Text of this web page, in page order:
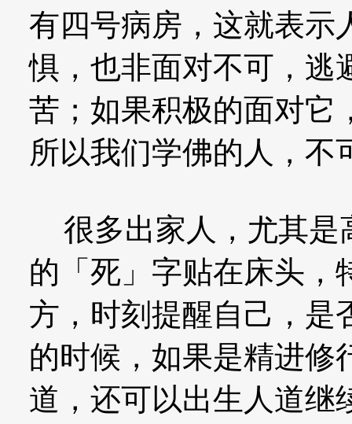
有四号病房，这就表示
惧，也非面对不可，逃
苦；如果积极的面对它
所以我们学佛的人，不
很多出家人，尤其是
的「死」字贴在床头，
方，时刻提醒自己，是
的时候，如果是精进修
道，还可以出生人道继